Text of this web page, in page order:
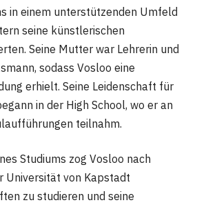
in einem unterstützenden Umfeld
seine künstlerischen
Seine Mutter war Lehrerin und
sodass Vosloo eine
erhielt. Seine Leidenschaft für
in der High School, wo er an
teilnahm.
Studiums zog Vosloo nach
Universität von Kapstadt
zu studieren und seine